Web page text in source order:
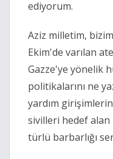
ediyorum.
Aziz milletim,
Ekim'de varılan
Gazze'ye yönelik
politikalarını ne
yardım
sivilleri hedef alan
türlü barbarlığı